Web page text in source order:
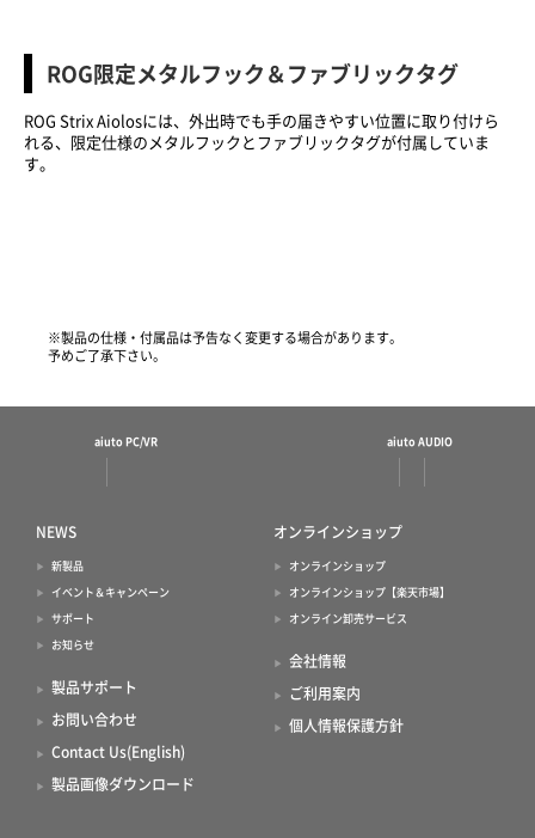
ROG限定メタルフック＆ファブリックタグ
ROG Strix Aiolosには、外出時でも手の届きやすい位置に取り付けら
れる、限定仕様のメタルフックとファブリックタグが付属していま
す。
※製品の仕様・付属品は予告なく変更する場合があります。
予めご了承下さい。
aiuto PC/VR aiuto AUDIO
NEWS
新製品
イベント＆キャンペーン
サポート
お知らせ
製品サポート
お問い合わせ
Contact Us(English)
製品画像ダウンロード
オンラインショップ
オンラインショップ
オンラインショップ【楽天市場】
オンライン卸売サービス
会社情報
ご利用案内
個人情報保護方針